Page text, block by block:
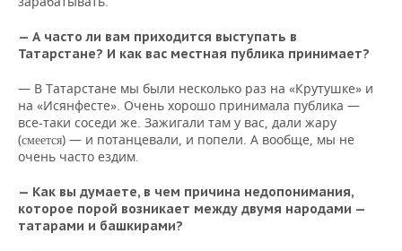
— А часто ли вам приходится выступать в
Татарстане? И как вас местная публика принимает?
— В Татарстане мы были несколько раз на «Крутушке» и
на «Исянфесте». Очень хорошо принимала публика —
все-таки соседи же. Зажигали там у вас, дали жару
(смеется) — и потанцевали, и попели. А вообще, мы не
очень часто ездим.
— Как вы думаете, в чем причина недопонимания,
которое порой возникает между двумя народами —
татарами и башкирами?